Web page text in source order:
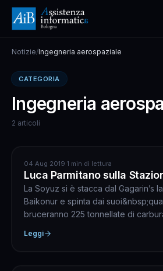
Notizie/Ingegneria aerospaziale
CATEGORIA
Ingegneria
2 articoli
INGEGNERIA AEROSPAZIALE
04 Aug 2019·1 min di lettura
Luca Parmitano sulla
La Soyuz si è stacca dal Gagarin’s
Baikonur e spinta dai
bruceranno 225 tonnellate di
Leggi